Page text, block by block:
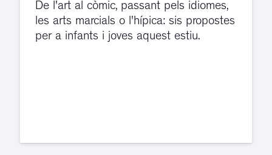
El servei de guàrdia i el jutjat de
violència de gènere s'han traslladat a